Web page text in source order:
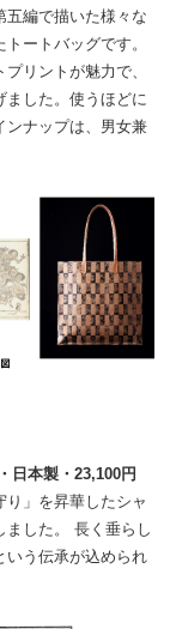
五編で描いた様々な
ートバッグです。
リントが魅力で、
ました。使うほどに
ンナップは、男女兼
日本製・23,100円
」を昇華したシャ
ました。 長く垂らし
いう伝承が込められ